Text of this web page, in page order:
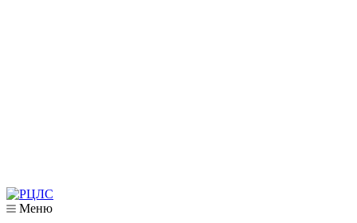
Меню